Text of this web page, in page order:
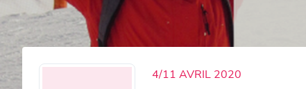
4/11 AVRIL 2020